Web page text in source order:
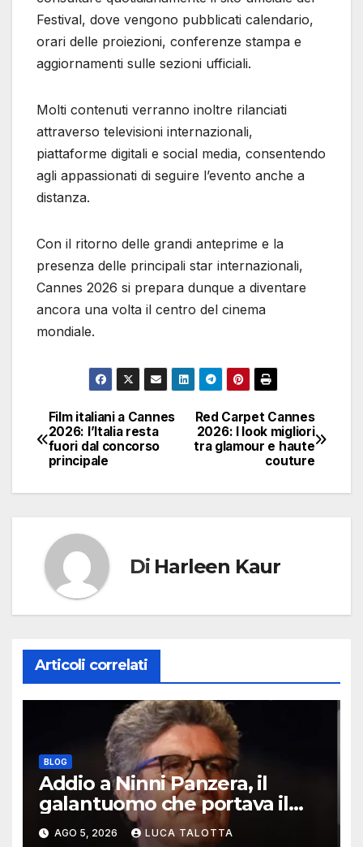
Festival, dove vengono pubblicati calendario,
orari delle proiezioni, conferenze stampa e
aggiornamenti sulle sezioni ufficiali.
Molti contenuti verranno inoltre rilanciati
attraverso televisioni internazionali,
piattaforme digitali e social media, consentendo
agli appassionati di seguire l’evento anche a
distanza.
Con il ritorno delle grandi anteprime e la
presenza delle principali star internazionali,
Cannes 2026 si prepara dunque a diventare
ancora una volta il centro del cinema
mondiale.
Navigazione
articoli
Red Carpet Cannes
2026: I look migliori
tra glamour e haute
couture
Film italiani a Cannes
2026: l’Italia resta
fuori dal concorso
principale
Di Harleen Kaur
Articoli correlati
BLOG
Addio a Ninni Panzera, il
galantuomo che portava il
cinema dove non c’era
AGO 5, 2026 LUCA TALOTTA